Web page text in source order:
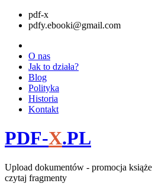
pdf-x
pdfy.ebooki@gmail.com
O nas
Jak to działa?
Blog
Polityka
Historia
Kontakt
PDF-X.PL
Upload dokumentów - promocja
czytaj fragmenty